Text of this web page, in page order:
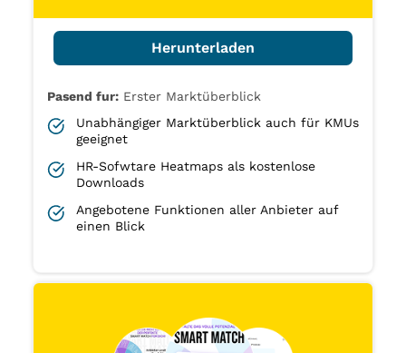
Herunterladen
Pasend fur: Erster Marktüberblick
Unabhängiger Marktüberblick auch für KMUs
geeignet
HR-Sofwtare Heatmaps als kostenlose
Downloads
Angebotene Funktionen aller Anbieter auf
einen Blick